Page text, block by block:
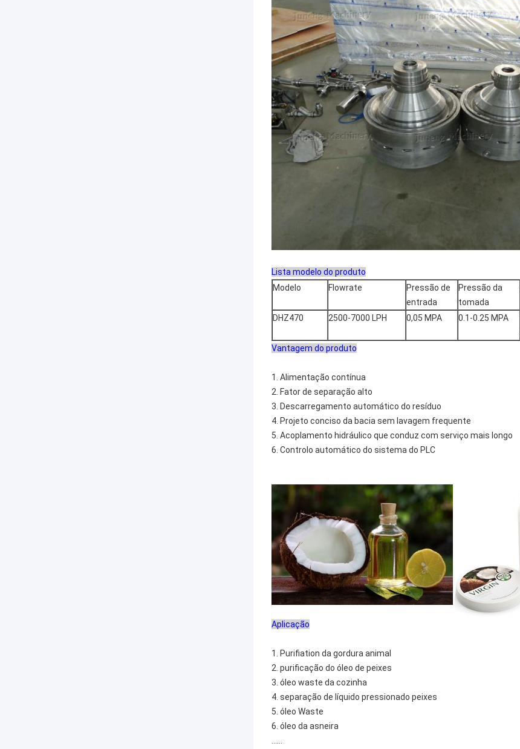
Lista modelo do produto
Modelo
Flowrate
Pressão de
entrada
Pressão da
tomada
DHZ470 2500-7000 LPH 0,05 MPA 0.1-0.25 MPA
Vantagem do produto
1. Alimentação contínua
2. Fator de separação alto
3. Descarregamento automático do resíduo
4. Projeto conciso da bacia sem lavagem frequente
5. Acoplamento hidráulico que conduz com serviço mais longo
6. Controlo automático do sistema do PLC
Aplicação
1. Purifiation da gordura animal
2. purificação do óleo de peixes
3. óleo waste da cozinha
4. separação de líquido pressionado peixes
5. óleo Waste
6. óleo da asneira
......